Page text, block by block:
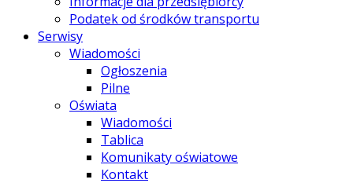
Podatek od środków transportu
Serwisy
Wiadomości
Ogłoszenia
Pilne
Oświata
Wiadomości
Tablica
Komunikaty oświatowe
Kontakt